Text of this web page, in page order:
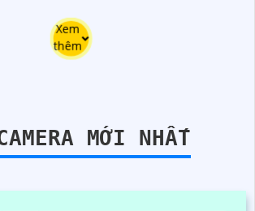
Xem
thêm
MỚI NHẤT